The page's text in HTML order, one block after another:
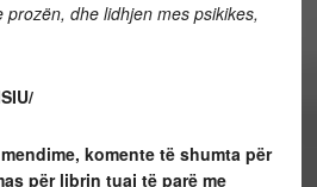
dhe lidhjen mes psikikes,
komente të shumta për
për librin tuaj të parë me